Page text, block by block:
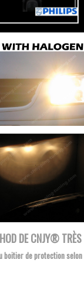
DE CNJY®TRÈS
boitier de protection